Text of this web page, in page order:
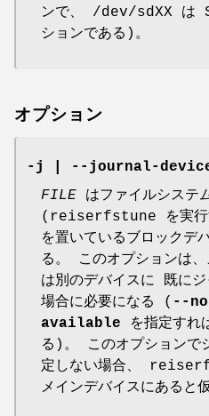
ンで、 /dev/sdXX は
ションである)。
オプション
-j --journal-
FILE はファイルシステ
(reiserfstune を実行
を置いているブロックデ
る。 このオプションは
は別のデバイスに 既に
場合に必要になる ( --
available を指定すれ
る)。 このオプションで
定しない場合、
メインデバイスにあると